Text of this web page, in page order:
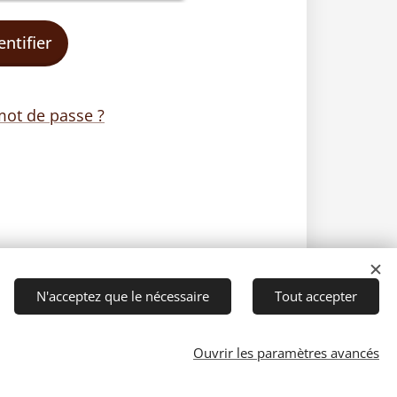
de passe ?
N'acceptez que le nécessaire Tout accepter
Ouvrir les paramètres avancés